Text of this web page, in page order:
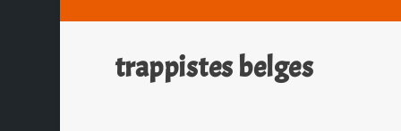
trappistes belges